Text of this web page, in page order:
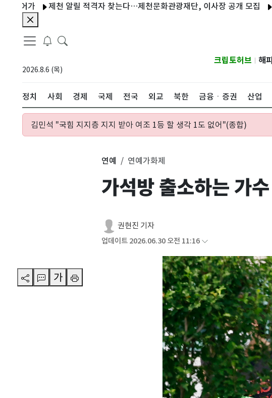
제천 알릴 적격자 찾는다…제천문화관광재단, 이사장 공개 모집 코오롱
2026.8.6 (목)
크립토허브 해
정치 사회 경제 국제 전국 외교 북한 금융ㆍ증권 산업
김민석 "국힘 지지층 지지 받아 여조 1등 할 생각 1도 없어"(종합)
가
연예 연예가화제
가석방 출소하는 가
권현진 기자
업데이트 2026.06.30 오전 11:16